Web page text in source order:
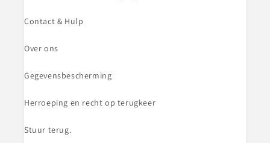
Contact & Hulp
Over ons
Gegevensbescherming
Herroeping en recht op terugkeer
Stuur terug.